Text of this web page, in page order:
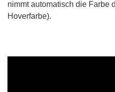
nimmt automatisch die Farbe
Hoverfarbe).